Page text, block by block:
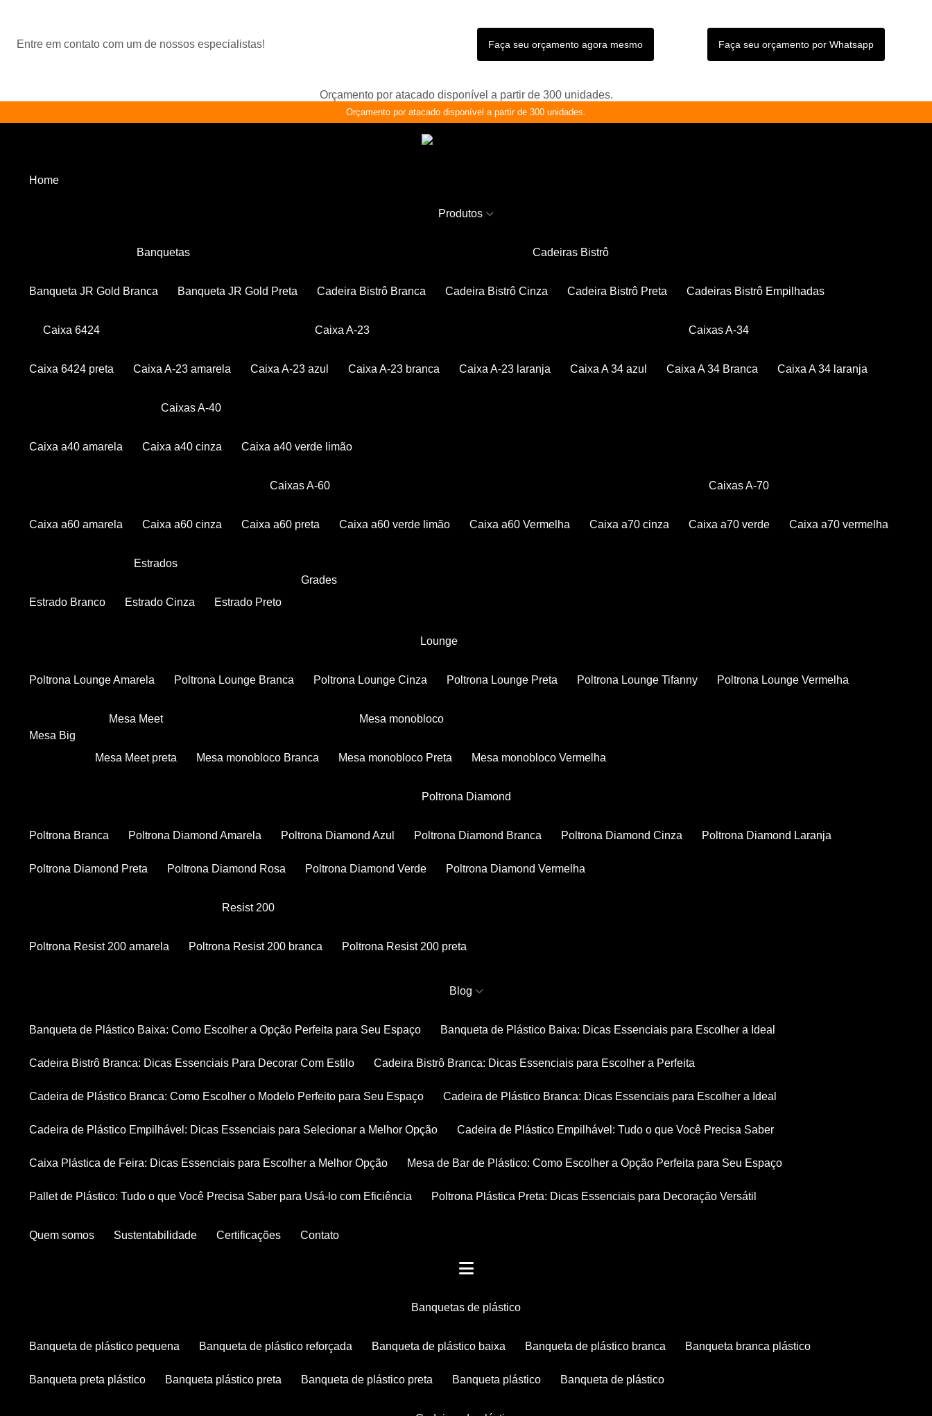
Entre em contato com um de nossos especialistas! Faça seu orçamento agora mesmo Faça seu orçamento por Whatsapp
Orçamento por atacado disponível a partir de 300 unidades.
Orçamento por atacado disponível a partir de 300 unidades.
Home
Produtos
Banquetas
Banqueta JR Gold Branca Banqueta JR Gold Preta
Cadeiras Bistrô
Cadeira Bistrô Branca Cadeira Bistrô Cinza Cadeira Bistrô Preta Cadeiras Bistrô Empilhadas
Caixa 6424
Caixa 6424 preta
Caixa A-23
Caixa A-23 amarela Caixa A-23 azul Caixa A-23 branca Caixa A-23 laranja
Caixas A-34
Caixa A 34 azul Caixa A 34 Branca Caixa A 34 laranja
Caixas A-40
Caixa a40 amarela Caixa a40 cinza Caixa a40 verde limão
Caixas A-60
Caixa a60 amarela Caixa a60 cinza Caixa a60 preta Caixa a60 verde limão Caixa a60 Vermelha
Caixas A-70
Caixa a70 cinza Caixa a70 verde Caixa a70 vermelha
Estrados
Estrado Branco Estrado Cinza Estrado Preto
Grades
Lounge
Poltrona Lounge Amarela Poltrona Lounge Branca Poltrona Lounge Cinza Poltrona Lounge Preta Poltrona Lounge Tifanny Poltrona Lounge Vermelha
Mesa Big
Mesa Meet
Mesa Meet preta
Mesa monobloco
Mesa monobloco Branca Mesa monobloco Preta Mesa monobloco Vermelha
Poltrona Diamond
Poltrona Branca Poltrona Diamond Amarela Poltrona Diamond Azul Poltrona Diamond Branca Poltrona Diamond Cinza Poltrona Diamond Laranja
Poltrona Diamond Preta Poltrona Diamond Rosa Poltrona Diamond Verde Poltrona Diamond Vermelha
Resist 200
Poltrona Resist 200 amarela Poltrona Resist 200 branca Poltrona Resist 200 preta
Blog
Banqueta de Plástico Baixa: Como Escolher a Opção Perfeita para Seu Espaço Banqueta de Plástico Baixa: Dicas Essenciais para Escolher a Ideal
Cadeira Bistrô Branca: Dicas Essenciais Para Decorar Com Estilo Cadeira Bistrô Branca: Dicas Essenciais para Escolher a Perfeita
Cadeira de Plástico Branca: Como Escolher o Modelo Perfeito para Seu Espaço Cadeira de Plástico Branca: Dicas Essenciais para Escolher a Ideal
Cadeira de Plástico Empilhável: Dicas Essenciais para Selecionar a Melhor Opção Cadeira de Plástico Empilhável: Tudo o que Você Precisa Saber
Caixa Plástica de Feira: Dicas Essenciais para Escolher a Melhor Opção Mesa de Bar de Plástico: Como Escolher a Opção Perfeita para Seu Espaço
Pallet de Plástico: Tudo o que Você Precisa Saber para Usá-lo com Eficiência Poltrona Plástica Preta: Dicas Essenciais para Decoração Versátil
Quem somos Sustentabilidade Certificações Contato
banquetas de plástico
banqueta de plástico pequena banqueta de plástico reforçada banqueta de plástico baixa banqueta de plástico branca banqueta branca plástico
banqueta preta plástico banqueta plástico preta banqueta de plástico preta banqueta plástico banqueta de plástico